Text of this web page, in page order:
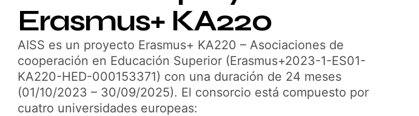
Erasmus+ KA220
AISS es un proyecto Erasmus+ KA220 – Asociaciones de
cooperación en Educación Superior (Erasmus+2023-1-ES01-
KA220-HED-000153371) con una duración de 24 meses
(01/10/2023 – 30/09/2025). El consorcio está compuesto por
cuatro universidades europeas: